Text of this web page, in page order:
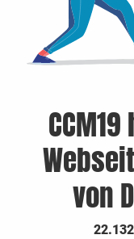
von